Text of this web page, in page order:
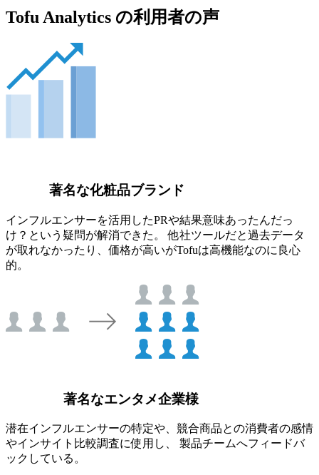
Tofu Analytics の利用者の声
著名な化粧品ブランド
インフルエンサーを活用したPRや結果意味あったんだっ
け？という疑問が解消できた。 他社ツールだと過去データ
が取れなかったり、価格が高いがTofuは高機能なのに良心
的。
著名なエンタメ企業様
潜在インフルエンサーの特定や、競合商品との消費者の感情
やインサイト比較調査に使用し、 製品チームへフィードバ
ックしている。